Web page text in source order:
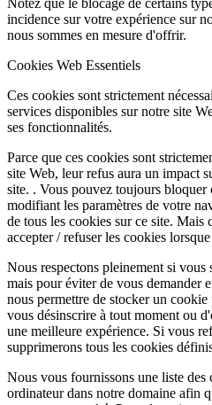
Notez que le blocage de certains
incidence sur votre expérience sur
nous sommes en mesure d'offrir.
Cookies Web Essentiels
Ces cookies sont strictement
services disponibles sur notre site
ses fonctionnalités.
Parce que ces cookies sont
site Web, leur refus aura un impact
site. . Vous pouvez toujours bloquer
modifiant les paramètres de votre
de tous les cookies sur ce site. Mais
accepter / refuser les cookies
Nous respectons pleinement si vous
mais pour éviter de vous demander
nous permettre de stocker un
vous désinscrire à tout moment ou
une meilleure expérience. Si vous
supprimerons tous les cookies
Nous vous fournissons une liste des
ordinateur dans notre domaine afin